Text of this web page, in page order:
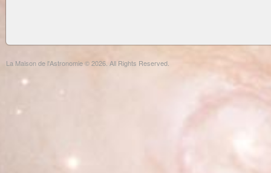
La Maison de l'Astronomie © 2026. All Rights Reserved.